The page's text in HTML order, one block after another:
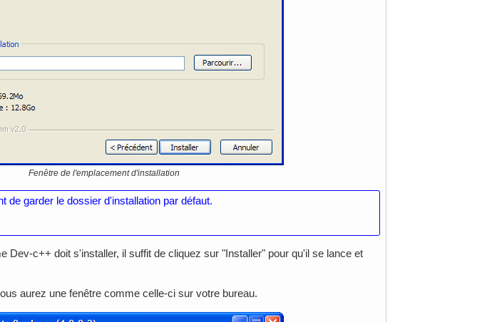
Fenêtre de l'emplacement d'installation
de garder le dossier d'installation par défaut.
Dev-c++ doit s'installer, il suffit de cliquez sur "Installer" pour qu'il se lance et
aurez une fenêtre comme celle-ci sur votre bureau.